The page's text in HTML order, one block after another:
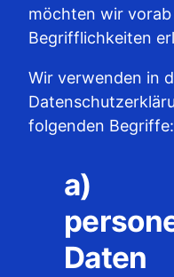
möchten wir
Begrifflichkeiten
Wir verwenden in
folgenden Begriffe:
a)
Daten